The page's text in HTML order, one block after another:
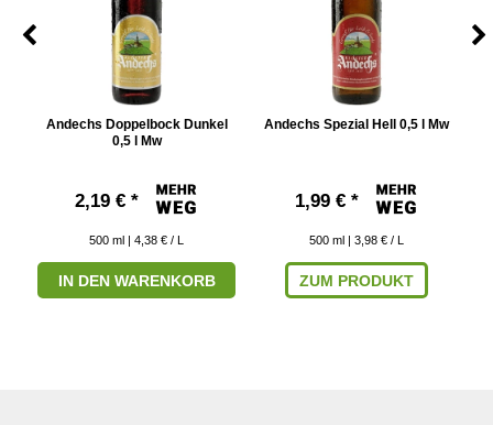
Andechs Doppelbock Dunkel
0,5 l Mw
2,19 € *
500 ml | 4,38 € / L
IN DEN WARENKORB
Andechs Spezial Hell 0,5 l Mw
1,99 € *
500 ml | 3,98 € / L
ZUM PRODUKT